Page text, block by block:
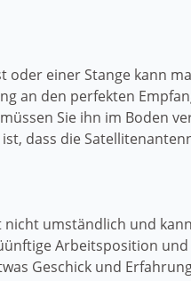
oder einer Stange kann
an den perfekten
Sie ihn im Boden
dass die
umständlich und
Arbeitsposition
Geschick und